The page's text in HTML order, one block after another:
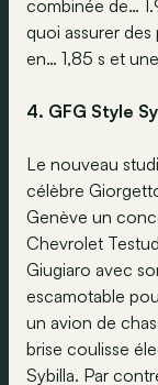
combinée de…
quoi assurer
en… 1,85 s et
4. GFG Style
Le nouveau
célèbre
Genève un
Chevrolet
Giugiaro avec
escamotable
un avion de
brise coulisse
Sybilla. Par